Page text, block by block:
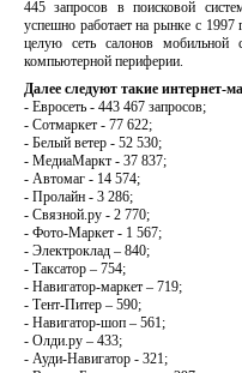
445 запросов в поисковой
успешно работает на рынке с 1997
целую сеть салонов
компьютерной периферии.
Далее следуют такие интернет-
- Евросеть - 443 467 запросов;
- Сотмаркет - 77 622;
- Белый ветер - 52 530;
- МедиаМаркт - 37 837;
- Автомаг - 14 574;
- Пролайн - 3 286;
- Связной.ру - 2 770;
- Фото-Маркет - 1 567;
- Электроклад – 840;
- Таксатор – 754;
- Навигатор-маркет – 719;
- Тент-Питер – 590;
- Навигатор-шоп – 561;
- Олди.ру – 433;
- Ауди-Навигатор - 321;